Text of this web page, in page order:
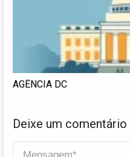
AGÊNCIA DC
Deixe um comentário